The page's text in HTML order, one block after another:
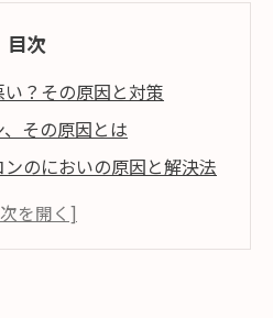
目次
？その原因と対策
その原因とは
のにおいの原因と解決法
未然に防ぐ！メンテナン